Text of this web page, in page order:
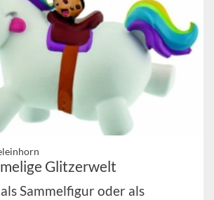
Glitzerwelt
Sammelfigur oder als